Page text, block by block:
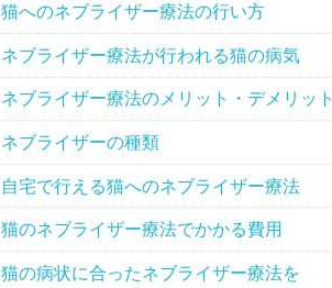
猫へのネブライザー療法の行い方
ネブライザー療法が行われる猫の病気
ネブライザー療法のメリット・デメリット
ネブライザーの種類
自宅で行える猫へのネブライザー療法
猫のネブライザー療法でかかる費用
猫の病状に合ったネブライザー療法を